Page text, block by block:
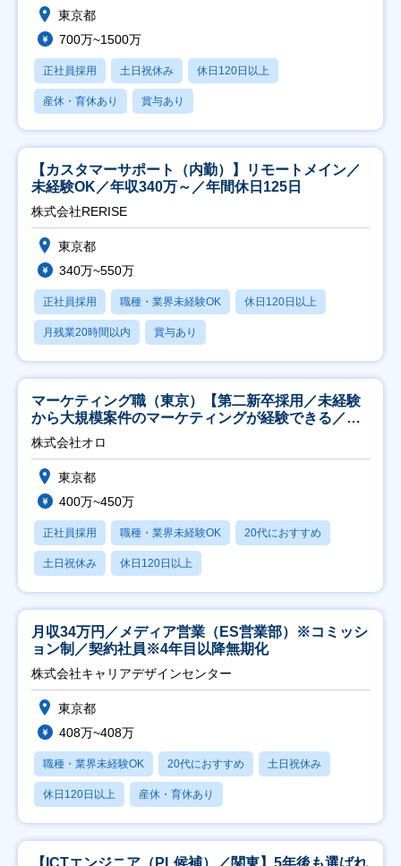
東京都
700万~1500万
正社員採用 土日祝休み 休日120日以上
産休・育休あり 賞与あり
【カスタマーサポート（内勤）】リモートメイン／
未経験OK／年収340万～／年間休日125日
株式会社RERISE
東京都
340万~550万
正社員採用 職種・業界未経験OK 休日120日以上
月残業20時間以内 賞与あり
マーケティング職（東京）【第二新卒採用／未経験
から大規模案件のマーケティングが経験できる／研
修充実】
株式会社オロ
東京都
400万~450万
正社員採用 職種・業界未経験OK 20代におすすめ
土日祝休み 休日120日以上
月収34万円／メディア営業（ES営業部）※コミッシ
ョン制／契約社員※4年目以降無期化
株式会社キャリアデザインセンター
東京都
408万~408万
職種・業界未経験OK 20代におすすめ 土日祝休み
休日120日以上 産休・育休あり
【ICTエンジニア（PL候補）／関東】5年後も選ばれ